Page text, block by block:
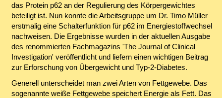
das Protein p62 an der Regulierung des Körpergewichtes
beteiligt ist. Nun konnte die Arbeitsgruppe um Dr. Timo Müller
erstmalig eine Schalterfunktion für p62 im Energiestoffwechsel
nachweisen. Die Ergebnisse wurden in der aktuellen Ausgabe
des renommierten Fachmagazins 'The Journal of Clinical
Investigation' veröffentlicht und liefern einen wichtigen Beitrag
zur Erforschung von Übergewicht und Typ-2-Diabetes.
Generell unterscheidet man zwei Arten von Fettgewebe. Das
sogenannte weiße Fettgewebe speichert Energie als Fett. Das